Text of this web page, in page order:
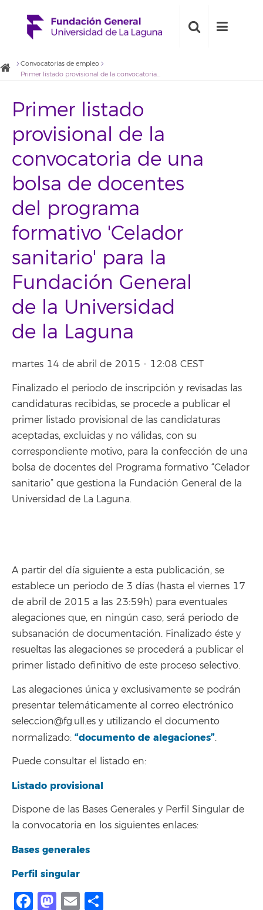
Convocatorias de empleo
Primer listado provisional de la convocatoria de una bolsa de docentes del programa formativo 'Celador sanitario' para la Fundación General de la Universidad de la Laguna
Primer listado
provisional de la
convocatoria de una
bolsa de docentes
del programa
formativo 'Celador
sanitario' para la
Fundación General
de la Universidad
de la Laguna
martes 14 de abril de 2015 - 12:08 CEST
Finalizado el periodo de inscripción y revisadas las
candidaturas recibidas, se procede a publicar el
primer listado provisional de las candidaturas
aceptadas, excluidas y no válidas, con su
correspondiente motivo, para la confección de una
bolsa de docentes del Programa formativo “Celador
sanitario” que gestiona la Fundación General de la
Universidad de La Laguna.
A partir del día siguiente a esta publicación, se
establece un periodo de 3 días (hasta el viernes 17
de abril de 2015 a las 23:59h) para eventuales
alegaciones que, en ningún caso, será periodo de
subsanación de documentación. Finalizado éste y
resueltas las alegaciones se procederá a publicar el
primer listado definitivo de este proceso selectivo.
Las alegaciones única y exclusivamente se podrán
presentar telemáticamente al correo electrónico
seleccion@fg.ull.es y utilizando el documento
normalizado: “documento de alegaciones”.
Puede consultar el listado en:
Listado provisional
Dispone de las Bases Generales y Perfil Singular de
la convocatoria en los siguientes enlaces:
Bases generales
Perfil singular
Facebook
Mastodon
Email